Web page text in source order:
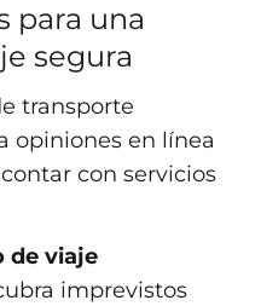
para una
segura
transporte
opiniones en línea
con servicios
de viaje
imprevistos